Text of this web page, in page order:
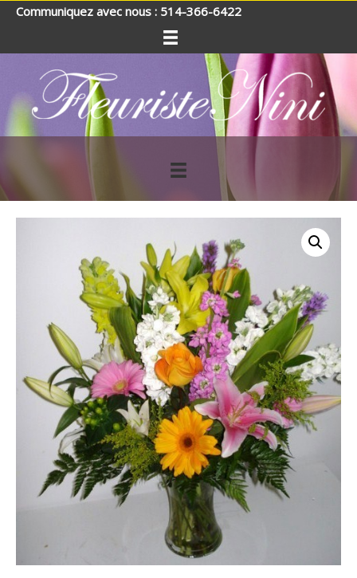
Communiquez avec nous : 514-366-6422